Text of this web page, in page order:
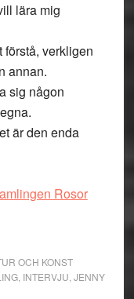
lära mig
förstå, verkligen
annan.
sig någon
är den enda
Rosor
OCH KONST
, INTERVJU JENNY